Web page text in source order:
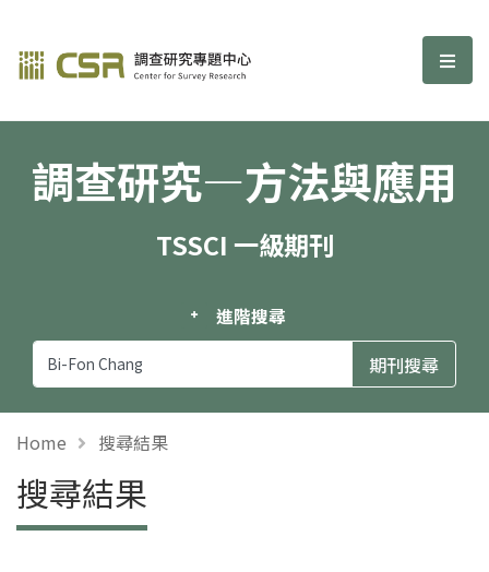
調查研究—方法與應用期刊 選
調查研究—方法與應用
TSSCI 一級期刊
進階搜尋
Home 搜尋結果
搜尋結果